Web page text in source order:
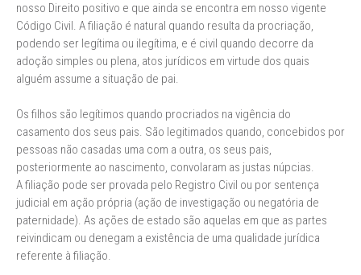
nosso Direito positivo e que ainda se encontra em nosso vigente
Código Civil. A filiação é natural quando resulta da procriação,
podendo ser legítima ou ilegítima, e é civil quando decorre da
adoção simples ou plena, atos jurídicos em virtude dos quais
alguém assume a situação de pai.
Os filhos são legítimos quando procriados na vigência do
casamento dos seus pais. São legitimados quando, concebidos por
pessoas não casadas uma com a outra, os seus pais,
posteriormente ao nascimento, convolaram as justas núpcias.
A filiação pode ser provada pelo Registro Civil ou por sentença
judicial em ação própria (ação de investigação ou negatória de
paternidade). As ações de estado são aquelas em que as partes
reivindicam ou denegam a existência de uma qualidade jurídica
referente à filiação.